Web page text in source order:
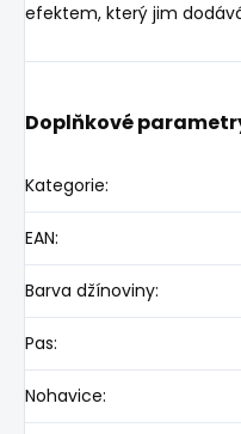
efektem, který jim
Doplňkové
Kategorie:
EAN:
Barva džínoviny:
Pas:
Nohavice: